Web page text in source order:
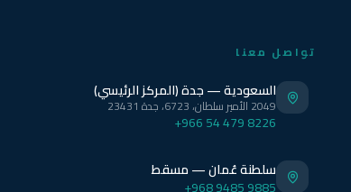
تواصل معنا
السعودية — جدة (المركز الرئيسي)
2049 الأمير سلطان، 6723، جدة 23431
+966 54 479 8226
سلطنة عُمان — مسقط